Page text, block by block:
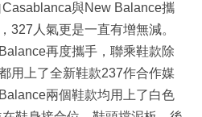
與New Balance攜
327人氣更是一直有增無減。
再度攜手，聯乘鞋款除
用上了全新鞋款237作合作媒
兩個鞋款均用上了白色